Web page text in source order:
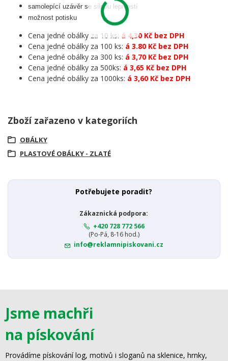
samolepící uzávěr se silnou lepivostí
možnost potisku
Cena jedné obálky za 10 ks: á 4,30 Kč bez DPH
Cena jedné obálky za 100 ks: á 3.80 Kč bez DPH
Cena jedné obálky za 300 ks: á 3,70 Kč bez DPH
Cena jedné obálky za 500ks: á 3,65 Kč bez DPH
Cena jedné obálky za 1000ks: á 3,60 Kč bez DPH
Zboží zařazeno v kategoriích
OBÁLKY
PLASTOVÉ OBÁLKY - ZLATÉ
Potřebujete poradit?
Zákaznická podpora:
+420 728 772 566
(Po-Pá, 8-16 hod.)
info@reklamnipiskovani.cz
Jsme machři
na pískování
Provádíme pískování log, motivů i sloganů na sklenice, hrnky,